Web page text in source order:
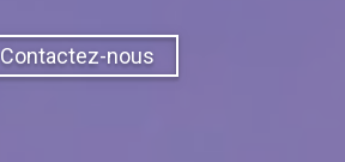
Contactez-nous